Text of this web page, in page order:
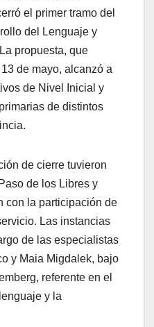
el primer tramo del
del Lenguaje y
propuesta, que
de mayo, alcanzó a
de Nivel Inicial y
de distintos
de cierre tuvieron
de los Libres y
con la participación de
Las instancias
de las especialistas
y Maia Migdalek, bajo
referente en el
y la